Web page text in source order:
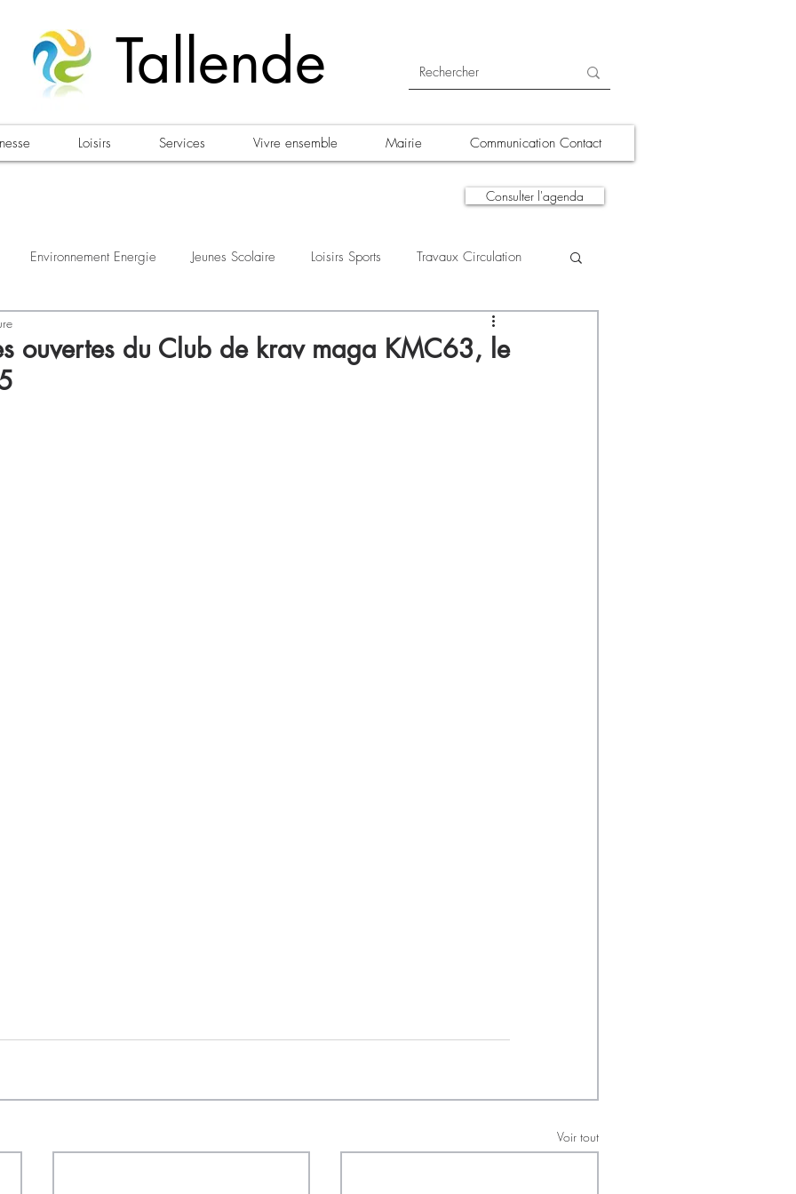
Tallende
Loisirs Services Vivre ensemble Mairie Communication Contact
Consulter l'agenda
Environnement Energie Jeunes Scolaire Loisirs Sports Travaux Circulation
A la une
ouvertes du Club de krav maga KMC63, le
Voir tout